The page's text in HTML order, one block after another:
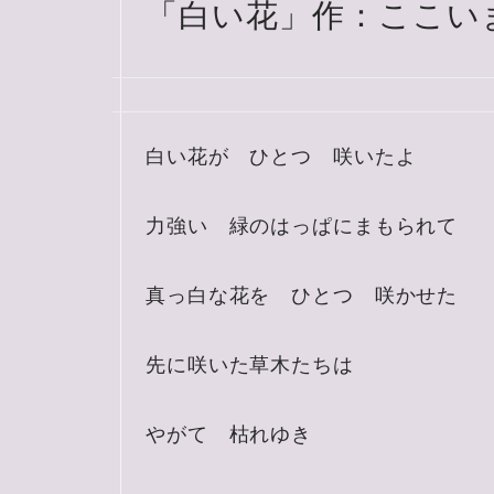
「白い花」作：ここい
白い花が ひとつ 咲いたよ
力強い 緑のはっぱにまもられて
真っ白な花を ひとつ 咲かせた
先に咲いた草木たちは
やがて 枯れゆき